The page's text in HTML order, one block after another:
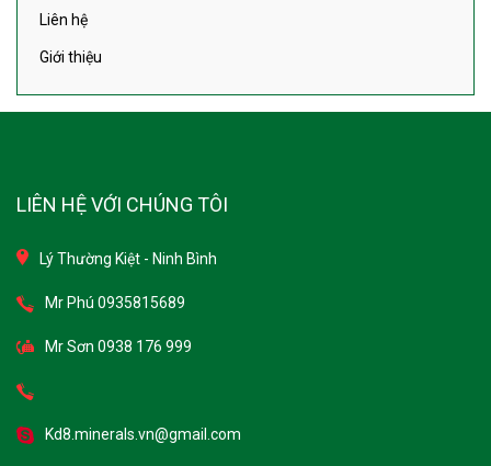
Liên hệ
Giới thiệu
LIÊN HỆ VỚI CHÚNG TÔI
Lý Thường Kiệt - Ninh Bình
Mr Phú 0935815689
Mr Sơn 0938 176 999
Kd8.minerals.vn@gmail.com